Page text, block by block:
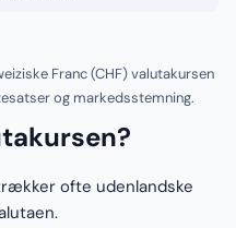
Franc (CHF) valutakursen
og markedsstemning.
ofte udenlandske